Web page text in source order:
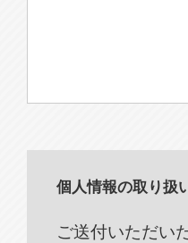
個人情報の取り扱
ご送付いただい